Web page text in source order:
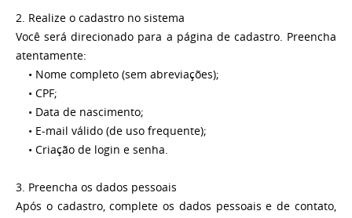
2. Realize o cadastro no sistema
Você será direcionado para a página de cadastro. Preencha
atentamente:
• Nome completo (sem abreviações);
• CPF;
• Data de nascimento;
• E-mail válido (de uso frequente);
• Criação de login e senha.
3. Preencha os dados pessoais
Após o cadastro, complete os dados pessoais e de contato,